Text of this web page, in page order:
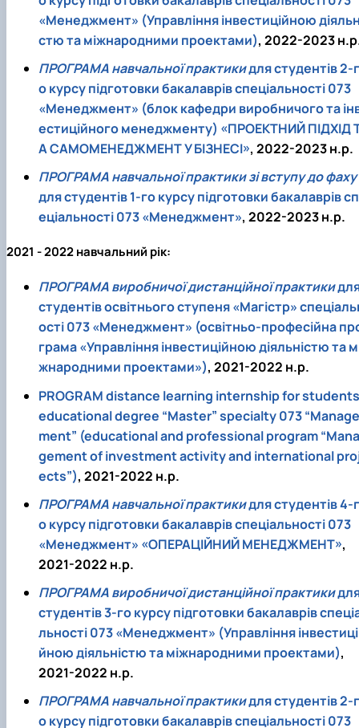
«Менеджмент» (Управління інвестиційною
стю та міжнародними проектами), 2022-2023
ПРОГРАМА навчальної практикидля студентів 2-г
о курсу підготовки бакалаврів спеціальності 073
«Менеджмент» (блок кафедри виробничого та
естиційного менеджменту) «ПРОЕКТНИЙ ПІДХІД
А САМОМЕНЕДЖМЕНТ У БІЗНЕСІ», 2022-2023 н.р.
ПРОГРАМА навчальної практики зі вступу до фаху
для студентів 1-го курсу підготовки бакалаврів сп
еціальності 073 «Менеджмент», 2022-2023 н.р.
2021 - 2022 навчальний рік:
ПРОГРАМА виробничої дистанційної практики
студентів освітнього ступеня «Магістр»
ості 073 «Менеджмент» (освітньо-професійна
грама «Управління інвестиційною діяльністю та
жнародними проектами»), 2021-2022 н.р.
PROGRAM distance learning internship for students
educational degree “Master” specialty 073 “Manage
ment” (educational and professional program “Mana
gement of investment activity and international
ects”), 2021-2022 н.р.
ПРОГРАМА навчальної практикидля студентів 4-г
о курсу підготовки бакалаврів спеціальності 073
«Менеджмент» «ОПЕРАЦІЙНИЙ МЕНЕДЖМЕНТ»,
2021-2022 н.р.
ПРОГРАМА виробничої дистанційної практики
студентів 3-го курсу підготовки бакалаврів
льності 073 «Менеджмент» (Управління інвестиці
йною діяльністю та міжнародними проектами),
2021-2022 н.р.
ПРОГРАМА навчальної практикидля студентів 2-г
о курсу підготовки бакалаврів спеціальності 073